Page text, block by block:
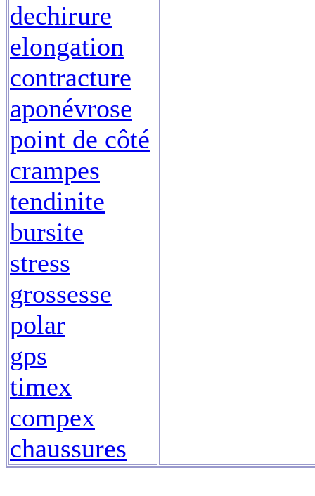
dechirure
elongation
contracture
aponévrose
point de côté
crampes
tendinite
bursite
stress
grossesse
polar
gps
timex
compex
chaussures